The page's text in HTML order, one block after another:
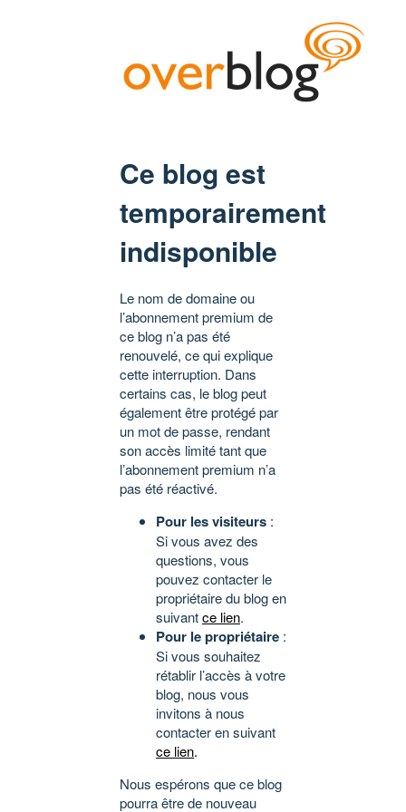
Ce blog est
temporairement
indisponible
Le nom de domaine ou
l’abonnement premium de
ce blog n’a pas été
renouvelé, ce qui explique
cette interruption. Dans
certains cas, le blog peut
également être protégé par
un mot de passe, rendant
son accès limité tant que
l’abonnement premium n’a
pas été réactivé.
Pour les visiteurs :
Si vous avez des
questions, vous
pouvez contacter le
propriétaire du blog en
suivantce lien.
Pour le propriétaire :
Si vous souhaitez
rétablir l’accès à votre
blog, nous vous
invitons à nous
contacter en suivant
ce lien.
Nous espérons que ce blog
pourra être de nouveau